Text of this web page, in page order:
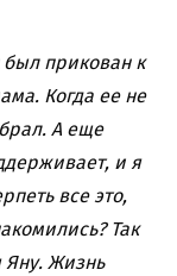
был прикован к
Когда ее не
А еще
и я
все это,
Так
Яну. Жизнь